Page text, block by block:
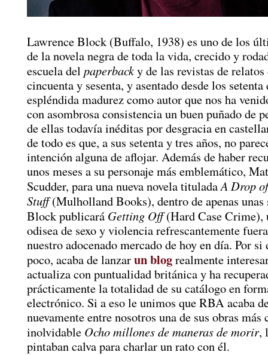
Lawrence Block (Buffalo, 1938) es uno de los
de la novela negra de toda la vida, crecido y
escuela del paperbacky de las revistas de relatos
cincuenta y sesenta, y asentado desde los setenta
espléndida madurez como autor que nos ha
con asombrosa consistencia un buen puñado de
de ellas todavía inéditas por desgracia en
de todo es que, a sus setenta y tres años, no
intención alguna de aflojar. Además de haber
unos meses a su personaje más emblemático,
Scudder, para una nueva novela tituladaA Drop
Stuff(Mulholland Books), dentro de apenas unas
Block publicará Getting Off(Hard Case Crime),
odisea de sexo y violencia refrescantemente
nuestro adocenado mercado de hoy en día. Por si
poco, acaba de lanzarun blogrealmente
actualiza con puntualidad británica y ha
prácticamente la totalidad de su catálogo en
electrónico. Si a eso le unimos que RBA acaba
nuevamente entre nosotros una de sus obras más
inolvidable Ocho millones de maneras de morir,
pintaban calva para charlar un rato con él.